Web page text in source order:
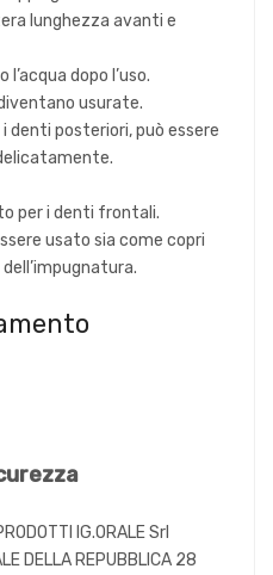
lunghezza avanti e
dopo l’uso.
usurate.
denti posteriori, può essere
per i denti frontali.
usato sia come copri
IG.ORALE Srl
DELLA REPUBBLICA 28